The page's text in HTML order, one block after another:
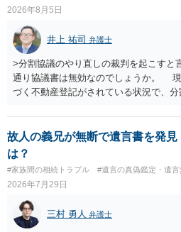
2026年8月5日
井上 祐司 弁護士
>分割協議のやり直しの裁判を起こすと
通り協議書は無効なのでしょうか。
づく不動産登記がされている状況で、
方の訴訟の主張及び立証次第ですが、
医師の意見書、筆跡鑑定 が提出されれ
はありますが、 ・伯母様自身が分割協
様の意に反する遺産分割協議を行う実益
であること からすると、実際に遺産分
性はそれほど高くない（立証のハード
言えると思います。
故人の義兄が無断で遺言書を発
は？
#家族間の相続トラブル #遺言の真偽鑑定・遺言
2026年7月29日
三村 勇人 弁護士